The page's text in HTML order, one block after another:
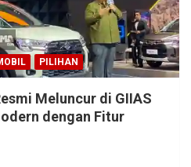
PILIHAN
Meluncur di GIIAS
dengan Fitur